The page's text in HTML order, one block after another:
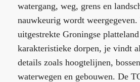
watergang, weg, grens en
nauwkeurig wordt weergegeven.
uitgestrekte Groningse
karakteristieke dorpen, je vindt
details zoals hoogtelijnen,
waterwegen en gebouwen. De